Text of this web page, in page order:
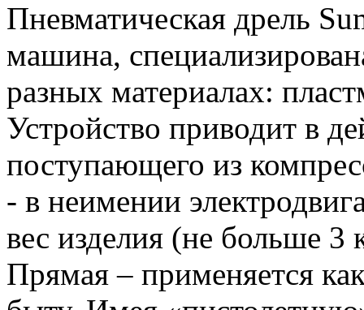
Пневматическая дрель
машина,
разных материалах:
Устройство приводит в
поступающего из
- в неимении
вес изделия (не больше
Прямая – применяется